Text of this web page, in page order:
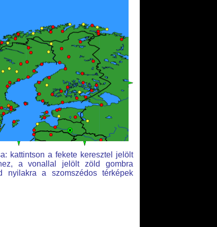
kattintson a fekete keresztel jelölt
a vonallal jelölt zöld gombra
nyilakra a szomszédos térképek